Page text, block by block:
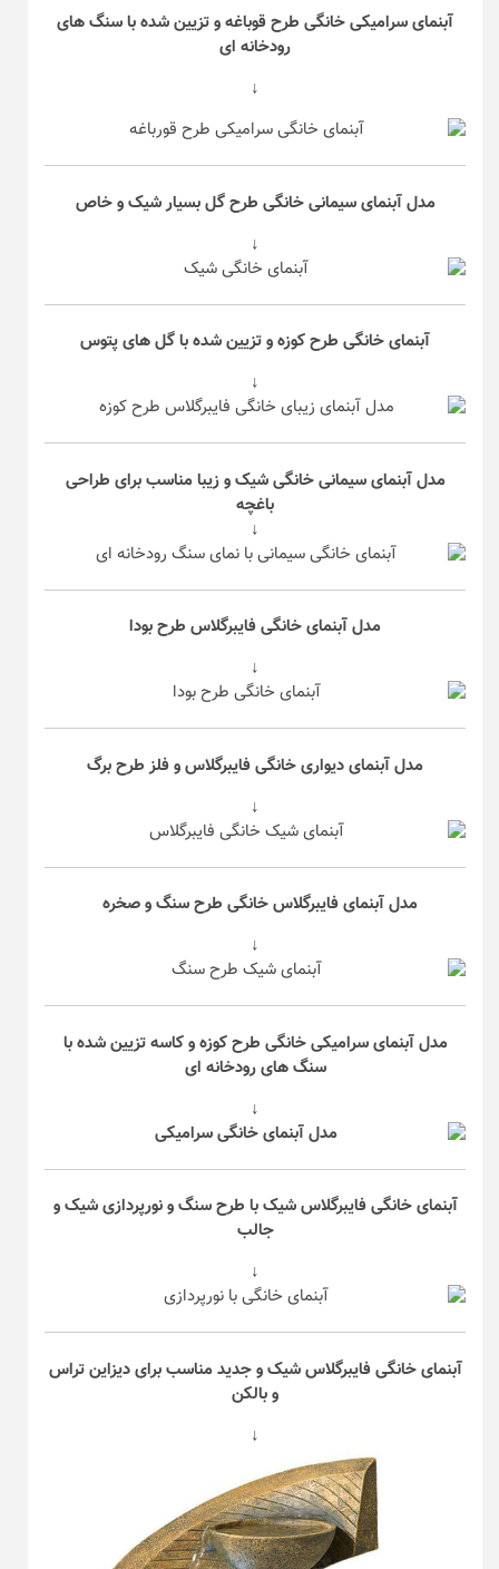
آبنمای سرامیکی خانگی طرح قوباغه و تزیین شده با سنگ های
رودخانه ای
↓
مدل آبنمای سیمانی خانگی طرح گل بسیار شیک و خاص
↓
آبنمای خانگی طرح کوزه و تزیین شده با گل های پتوس
↓
مدل آبنمای سیمانی خانگی شیک و زیبا مناسب برای طراحی
باغچه
↓
مدل آبنمای خانگی فایبرگلاس طرح بودا
↓
مدل آبنمای دیواری خانگی فایبرگلاس و فلز طرح برگ
↓
مدل آبنمای فایبرگلاس خانگی طرح سنگ و صخره
↓
مدل آبنمای سرامیکی خانگی طرح کوزه و کاسه تزیین شده با
سنگ های رودخانه ای
↓
آبنمای خانگی فایبرگلاس شیک با طرح سنگ و نورپردازی شیک و
جالب
↓
آبنمای خانگی فایبرگلاس شیک و جدید مناسب برای دیزاین تراس
و بالکن
↓